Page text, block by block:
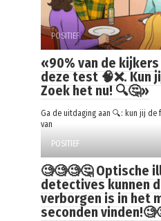
POSITIEF
«90% van de
deze test 🧠❌. Kun
Zoek het nu! 🔍🤔»
Ga de uitdaging aan 🔍: kun jij
van
POSITIEF
🧐🧐🧐🤔 Optische
detectives kunnen
verborgen is in het
seconden